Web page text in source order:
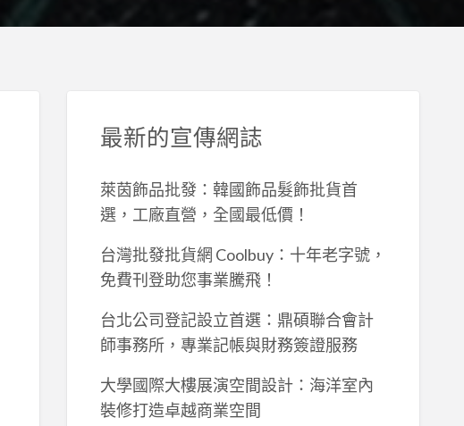
最新的宣傳網誌
萊茵飾品批發：韓國飾品髮飾批貨首
選，工廠直營，全國最低價！
台灣批發批貨網 Coolbuy：十年老字號，
免費刊登助您事業騰飛！
台北公司登記設立首選：鼎碩聯合會計
師事務所，專業記帳與財務簽證服務
大學國際大樓展演空間設計：海洋室內
裝修打造卓越商業空間